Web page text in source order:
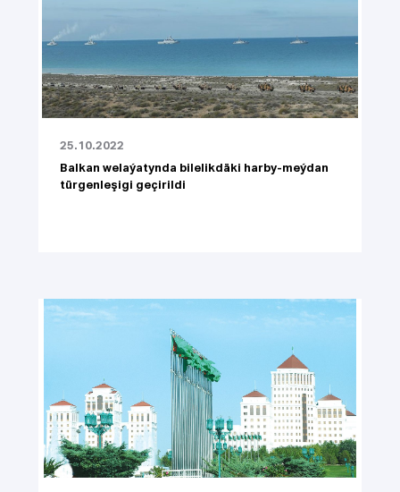
25.10.2022
Balkan welaýatynda bilelikdäki harby-meýdan
türgenleşigi geçirildi